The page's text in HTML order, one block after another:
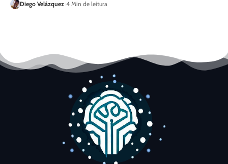
Diego Velázquez 4 Min de leitura